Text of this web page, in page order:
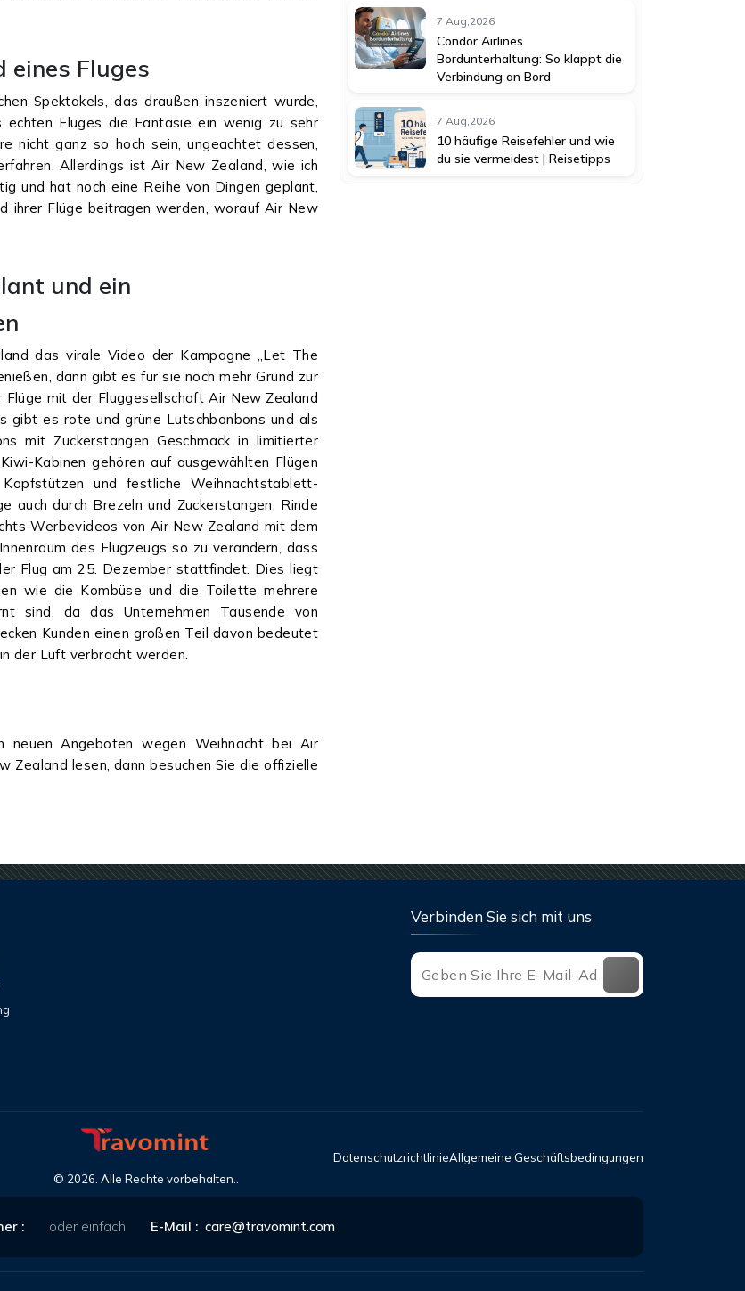
eines Fluges
Spektakels, das draußen inszeniert wurde,
Fluges die Fantasie ein wenig zu sehr
nicht ganz so hoch sein, ungeachtet dessen,
Allerdings ist Air New Zealand, wie ich
und hat noch eine Reihe von Dingen geplant,
ihrer Flüge beitragen werden, worauf Air New
und ein
das virale Video der Kampagne „Let The
dann gibt es für sie noch mehr Grund zur
mit der Fluggesellschaft Air New Zealand
gibt es rote und grüne Lutschbonbons und als
mit Zuckerstangen Geschmack in limitierter
Kabinen gehören auf ausgewählten Flügen
und festliche Weihnachtstablett-
durch Brezeln und Zuckerstangen, Rinde
Werbevideos von Air New Zealand mit dem
des Flugzeugs so zu verändern, dass
Flug am 25. Dezember stattfindet. Dies liegt
wie die Kombüse und die Toilette mehrere
sind, da das Unternehmen Tausende von
Kunden einen großen Teil davon bedeutet
der Luft verbracht werden.
neuen Angeboten wegen Weihnacht bei Air
Zealand lesen, dann besuchen Sie die offizielle
7 Aug,2026
Condor Airlines
Bordunterhaltung: So klappt die
Verbindung an Bord
7 Aug,2026
10 häufige Reisefehler und wie
du sie vermeidest | Reisetipps
Verbinden Sie sich mit uns
© 2026 . Alle Rechte vorbehalten..
DatenschutzrichtlinieAllgemeine Geschäftsbedingungen
: oder einfach E-Mail : care@travomint.com